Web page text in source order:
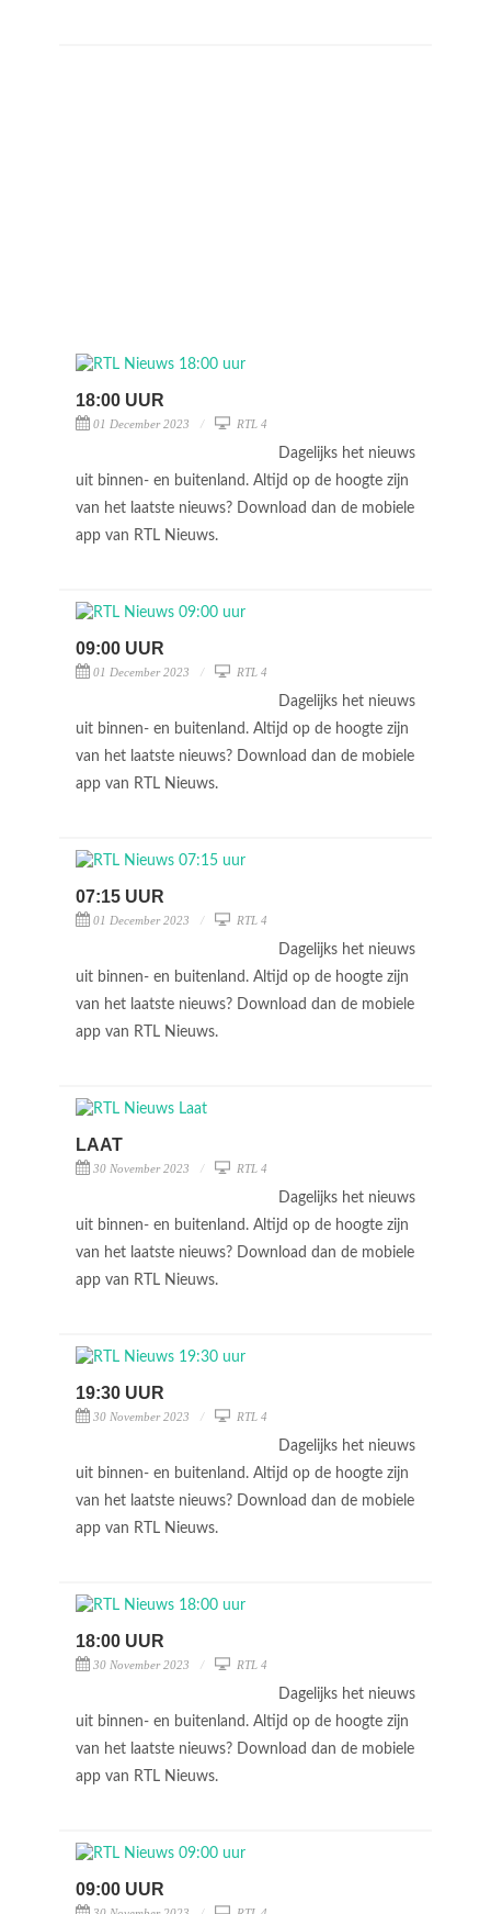
18:00 UUR
01 December 2023 RTL 4
Dagelijks het nieuws
uit binnen- en buitenland. Altijd op de hoogte zijn
van het laatste nieuws? Download dan de mobiele
app van RTL Nieuws.
09:00 UUR
01 December 2023 RTL 4
Dagelijks het nieuws
uit binnen- en buitenland. Altijd op de hoogte zijn
van het laatste nieuws? Download dan de mobiele
app van RTL Nieuws.
07:15 UUR
01 December 2023 RTL 4
Dagelijks het nieuws
uit binnen- en buitenland. Altijd op de hoogte zijn
van het laatste nieuws? Download dan de mobiele
app van RTL Nieuws.
LAAT
30 November 2023 RTL 4
Dagelijks het nieuws
uit binnen- en buitenland. Altijd op de hoogte zijn
van het laatste nieuws? Download dan de mobiele
app van RTL Nieuws.
19:30 UUR
30 November 2023 RTL 4
Dagelijks het nieuws
uit binnen- en buitenland. Altijd op de hoogte zijn
van het laatste nieuws? Download dan de mobiele
app van RTL Nieuws.
18:00 UUR
30 November 2023 RTL 4
Dagelijks het nieuws
uit binnen- en buitenland. Altijd op de hoogte zijn
van het laatste nieuws? Download dan de mobiele
app van RTL Nieuws.
09:00 UUR